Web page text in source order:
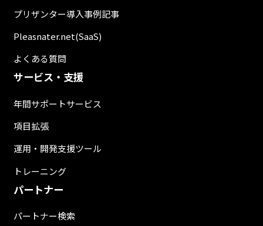
プリザンター導入事例記事
Pleasnater.net(SaaS)
よくある質問
サービス・支援
年間サポートサービス
項目拡張
運用・開発支援ツール
トレーニング
パートナー
パートナー検索